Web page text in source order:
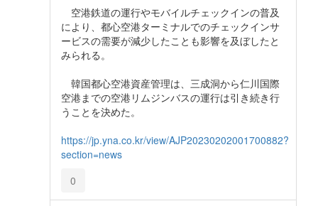
空港鉄道の運行やモバイルチェックインの普及
により、都心空港ターミナルでのチェックインサ
ービスの需要が減少したことも影響を及ぼしたと
みられる。
韓国都心空港資産管理は、三成洞から仁川国際
空港までの空港リムジンバスの運行は引き続き行
うことを決めた。
https://jp.yna.co.kr/view/AJP20230202001700882?
section=news
0